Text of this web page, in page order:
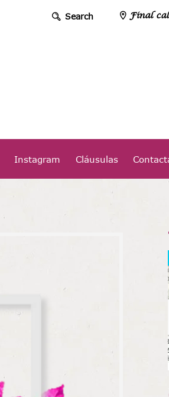
Final
Instagram Cláusulas